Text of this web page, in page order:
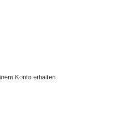
Konto erhalten.